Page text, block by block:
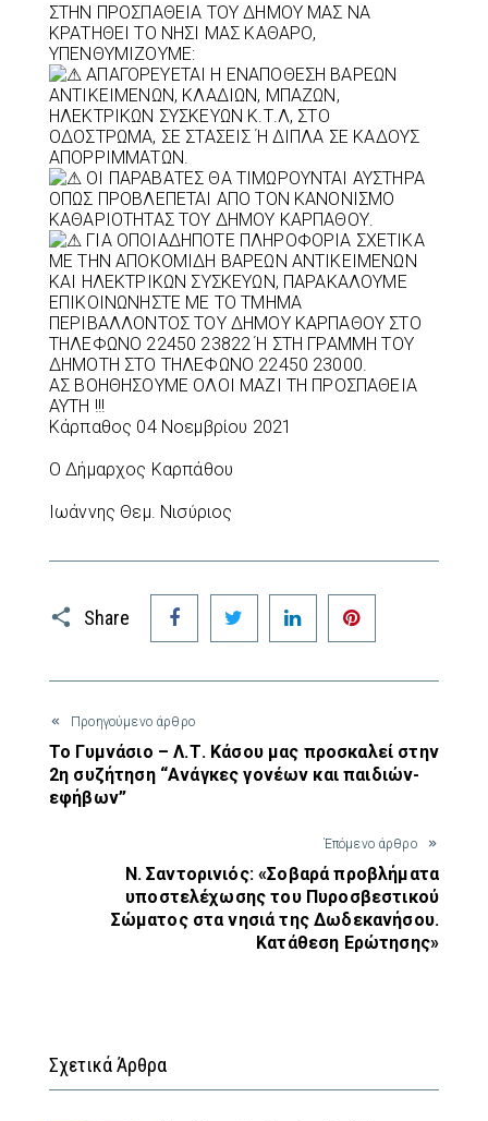
ΣΤΗΝ ΠΡΟΣΠΑΘΕΙΑ ΤΟΥ ΔΗΜΟΥ ΜΑΣ ΝΑ
ΚΡΑΤΗΘΕΙ ΤΟ ΝΗΣΙ ΜΑΣ ΚΑΘΑΡΟ,
ΥΠΕΝΘΥΜΙΖΟΥΜΕ:
ΑΠΑΓΟΡΕΥΕΤΑΙ Η ΕΝΑΠΟΘΕΣΗ ΒΑΡΕΩΝ
ΑΝΤΙΚΕΙΜΕΝΩΝ, ΚΛΑΔΙΩΝ, ΜΠΑΖΩΝ,
ΗΛΕΚΤΡΙΚΩΝ ΣΥΣΚΕΥΩΝ Κ.Τ.Λ, ΣΤΟ
ΟΔΟΣΤΡΩΜΑ, ΣΕ ΣΤΑΣΕΙΣ Ή ΔΙΠΛΑ ΣΕ ΚΑΔΟΥΣ
ΑΠΟΡΡΙΜΜΑΤΩΝ.
ΟΙ ΠΑΡΑΒΑΤΕΣ ΘΑ ΤΙΜΩΡΟΥΝΤΑΙ ΑΥΣΤΗΡΑ
ΟΠΩΣ ΠΡΟΒΛΕΠΕΤΑΙ ΑΠΟ ΤΟΝ ΚΑΝΟΝΙΣΜΟ
ΚΑΘΑΡΙΟΤΗΤΑΣ ΤΟΥ ΔΗΜΟΥ ΚΑΡΠΑΘΟΥ.
ΓΙΑ ΟΠΟΙΑΔΗΠΟΤΕ ΠΛΗΡΟΦΟΡΙΑ ΣΧΕΤΙΚΑ
ΜΕ ΤΗΝ ΑΠΟΚΟΜΙΔΗ ΒΑΡΕΩΝ ΑΝΤΙΚΕΙΜΕΝΩΝ
ΚΑΙ ΗΛΕΚΤΡΙΚΩΝ ΣΥΣΚΕΥΩΝ, ΠΑΡΑΚΑΛΟΥΜΕ
ΕΠΙΚΟΙΝΩΝΗΣΤΕ ΜΕ ΤΟ ΤΜΗΜΑ
ΠΕΡΙΒΑΛΛΟΝΤΟΣ ΤΟΥ ΔΗΜΟΥ ΚΑΡΠΑΘΟΥ ΣΤΟ
ΤΗΛΕΦΩΝΟ 22450 23822 Ή ΣΤΗ ΓΡΑΜΜΗ ΤΟΥ
ΔΗΜΟΤΗ ΣΤΟ ΤΗΛΕΦΩΝΟ 22450 23000.
ΑΣ ΒΟΗΘΗΣΟΥΜΕ ΟΛΟΙ ΜΑΖΙ ΤΗ ΠΡΟΣΠΑΘΕΙΑ
ΑΥΤΗ !!!
Κάρπαθος 04 Νοεμβρίου 2021
Ο Δήμαρχος Καρπάθου
Ιωάννης Θεμ. Νισύριος
Share
Facebook Twitter LinkedIn
Προηγούμενο άρθρο
Το Γυμνάσιο – Λ.Τ. Κάσου μας προσκαλεί στην
2η συζήτηση “Ανάγκες γονέων και παιδιών-
εφήβων”
Έπόμενο άρθρο
Ν. Σαντορινιός: «Σοβαρά προβλήματα
υποστελέχωσης του Πυροσβεστικού
Σώματος στα νησιά της Δωδεκανήσου.
Κατάθεση Ερώτησης»
Σχετικά Άρθρα